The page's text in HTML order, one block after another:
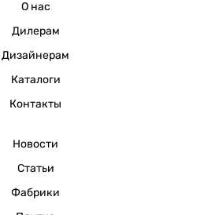
О нас
Дилерам
Дизайнерам
Каталоги
Контакты
Новости
Статьи
Фабрики